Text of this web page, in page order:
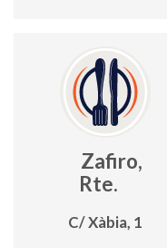
Zafiro,
Rte.
C/ Xàbia, 1